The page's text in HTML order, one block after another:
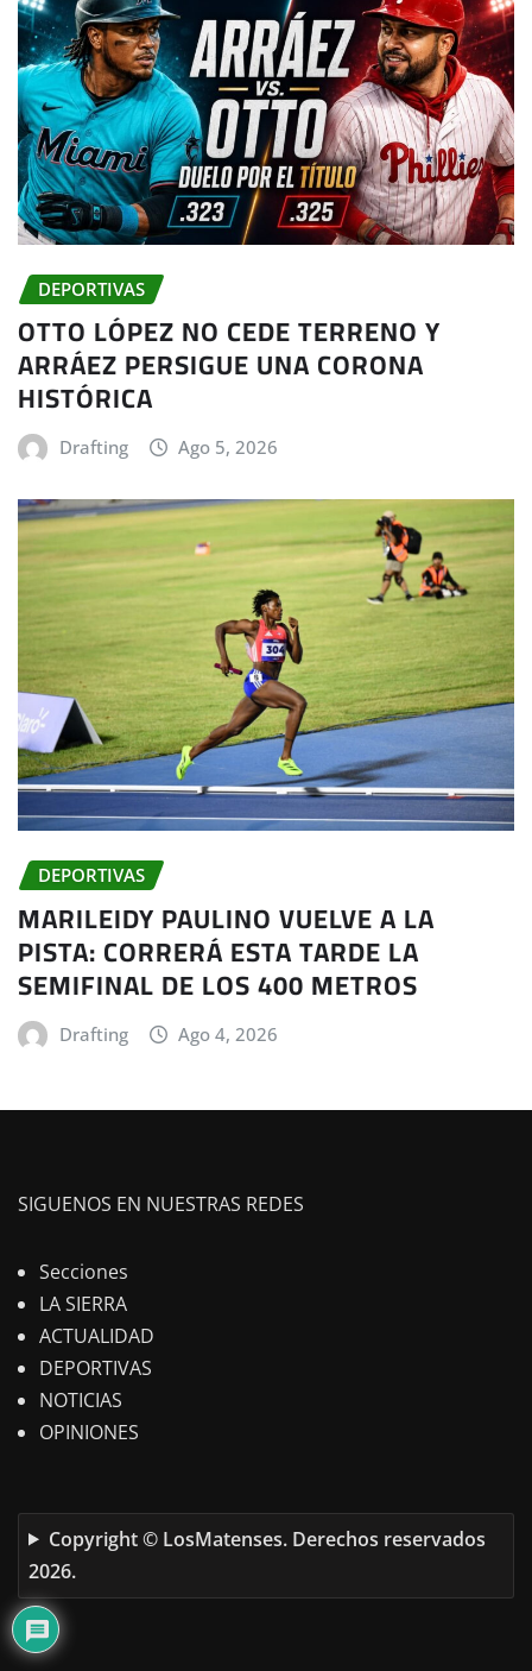
DEPORTIVAS
OTTO LÓPEZ NO CEDE TERRENO Y
ARRÁEZ PERSIGUE UNA CORONA
HISTÓRICA
Drafting Ago 5, 2026
DEPORTIVAS
MARILEIDY PAULINO VUELVE A LA
PISTA: CORRERÁ ESTA TARDE LA
SEMIFINAL DE LOS 400 METROS
Drafting Ago 4, 2026
SIGUENOS EN NUESTRAS REDES
Secciones
LA SIERRA
ACTUALIDAD
DEPORTIVAS
NOTICIAS
OPINIONES
Copyright © LosMatenses. Derechos reservados
2026.